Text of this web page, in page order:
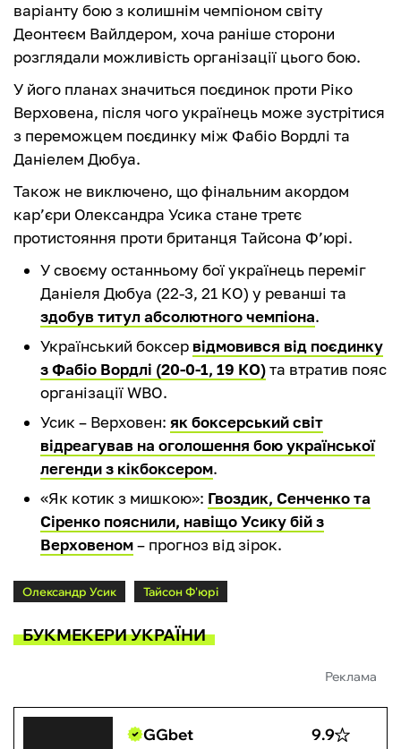
варіанту бою з колишнім чемпіоном світу
Деонтеєм Вайлдером, хоча раніше сторони
розглядали можливість організації цього бою.
У його планах значиться поєдинок проти Ріко
Верховена, після чого українець може зустрітися
з переможцем поєдинку між Фабіо Вордлі та
Даніелем Дюбуа.
Також не виключено, що фінальним акордом
кар’єри Олександра Усика стане третє
протистояння проти британця Тайсона Ф’юрі.
У своєму останньому бої українець переміг
Даніеля Дюбуа (22-3, 21 КО) у реванші та
здобув титул абсолютного чемпіона.
Український боксер відмовився від поєдинку
з Фабіо Вордлі (20-0-1, 19 КО)та втратив пояс
організації WBO.
Усик – Верховен: як боксерський світ
відреагував на оголошення бою української
легенди з кікбоксером.
«Як котик з мишкою»: Гвоздик, Сенченко та
Сіренко пояснили, навіщо Усику бій з
Верховеном– прогноз від зірок.
Олександр Усик Тайсон Ф'юрі
БУКМЕКЕРИ УКРАЇНИ
Реклама
GGbet 9.9